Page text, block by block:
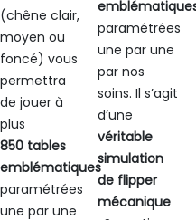
(chêne clair,
moyen ou
foncé) vous
permettra
de jouer à
plus
850 tables
emblématiques
paramétrées
une par une
paramétrées
une par une
par nos
soins. Il s’agit
d’une
véritable
simulation
de flipper
mécanique